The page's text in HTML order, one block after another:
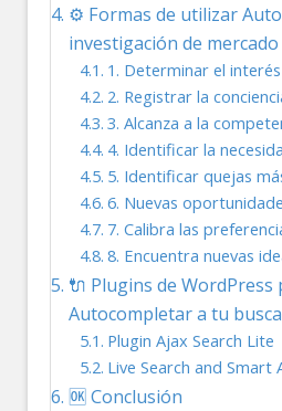
⚙️ Formas de utilizar
investigación de mercado
1. Determinar el
2. Registrar la
3. Alcanza a la
4. Identificar la
5. Identificar quejas
6. Nuevas
7. Calibra las
8. Encuentra nuevas
🔌 Plugins de WordPress
Autocompletar a tu
Plugin Ajax Search Lite
Live Search and Smart
🆗 Conclusión